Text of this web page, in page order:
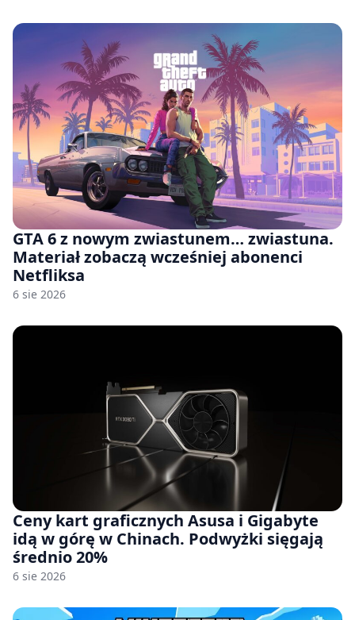
GTA 6 z nowym zwiastunem… zwiastuna.
Materiał zobaczą wcześniej abonenci
Netfliksa
6 sie 2026
Ceny kart graficznych Asusa i Gigabyte
idą w górę w Chinach. Podwyżki sięgają
średnio 20%
6 sie 2026